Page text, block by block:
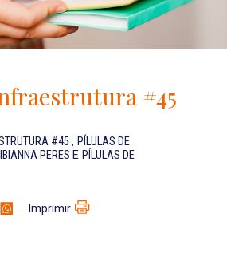
Contato
#45
#45, PÍLULAS DE
PERES E PÍLULAS DE
Imprimir